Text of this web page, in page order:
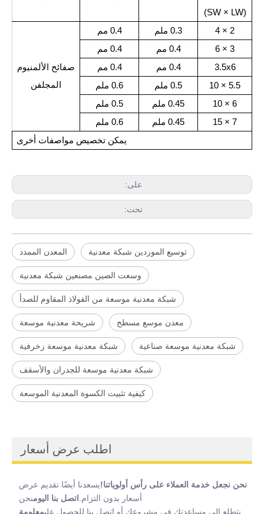
(SW × LW)
2 × 4 0.3 ملم 0.4 مم
صفائح الألمنيوم
المجلفن
3 × 6 0.4 مم
0.4 مم
3.5x6
0.4 مم
0.4 مم
5.5 × 10
0.5 ملم
0.6 ملم
6 × 10
0.45 ملم
0.5 ملم
7 × 15
0.45 ملم
0.6 ملم
يمكن تخصيص مواصفات أخرى
على:
تحت:
المعدن الممدد توسيع الموردين شبكة معدنية
وسعت الصين مصنعين شبكة معدنية
شبكة معدنية موسعة من الفولاذ المقاوم للصدأ
شريحة معدنية موسعة معدن موسع مسطح
شبكة معدنية موسعة زخرفية شبكة معدنية موسعة صناعية
شبكة معدنية موسعة للجدران والأسقف
كيفية تثبيت الكسوة المعدنية الموسعة
اطلب عرض أسعار
نحن نجعل خدمة العملاء على رأس أولوياتنا!يسعدنا أيضًا تقديم عرض
أسعار بدون التزام. اتصل بنا اليومنحن
نتطلع إلى مساعدتك في مشروعك أو اتصل بنا للحصول علىمعلومة